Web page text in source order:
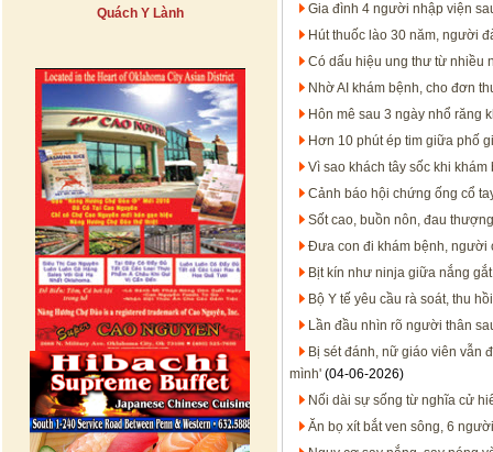
Quách Y Lành
Gia đình 4 người nhập viện
Hút thuốc lào 30 năm, người
Có dấu hiệu ung thư từ nhiều
Nhờ AI khám bệnh, cho đơn
Hôn mê sau 3 ngày nhổ răng
Hơn 10 phút ép tim giữa phố
Vì sao khách tây sốc khi
Cảnh báo hội chứng ống cổ
Sốt cao, buồn nôn, đau
Đưa con đi khám bệnh, người
Bịt kín như ninja giữa nắng
Bộ Y tế yêu cầu rà soát, thu
Lần đầu nhìn rõ người thân
Bị sét đánh, nữ giáo viên vẫn
mình' (04-06-2026)
Nối dài sự sống từ nghĩa cử
Ăn bọ xít bắt ven sông, 6